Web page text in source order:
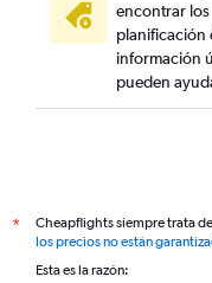
encontrar los
planificación
información
pueden
*
Cheapflights siempre trata
los precios no están
Esta es la razón: